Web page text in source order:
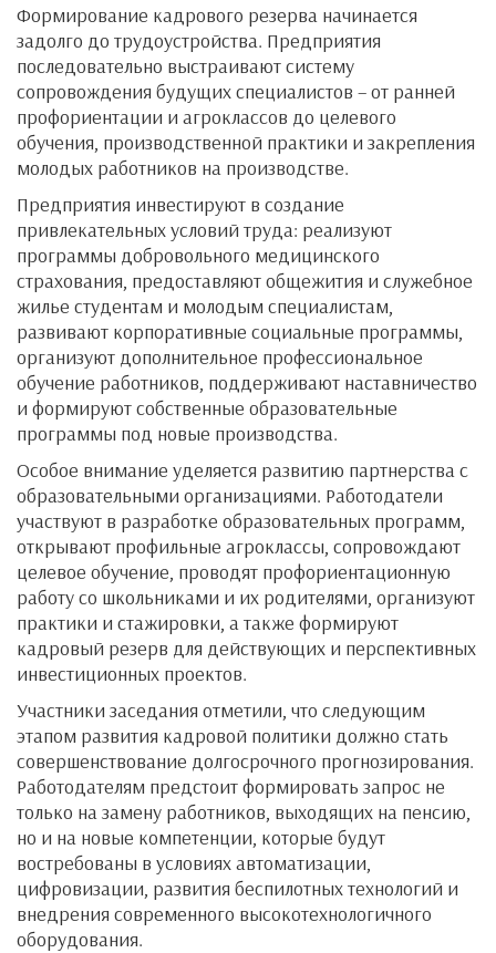
Формирование кадрового резерва начинается
задолго до трудоустройства. Предприятия
последовательно выстраивают систему
сопровождения будущих специалистов – от ранней
профориентации и агроклассов до целевого
обучения, производственной практики и закрепления
молодых работников на производстве.
Предприятия инвестируют в создание
привлекательных условий труда: реализуют
программы добровольного медицинского
страхования, предоставляют общежития и служебное
жилье студентам и молодым специалистам,
развивают корпоративные социальные программы,
организуют дополнительное профессиональное
обучение работников, поддерживают наставничество
и формируют собственные образовательные
программы под новые производства.
Особое внимание уделяется развитию партнерства с
образовательными организациями. Работодатели
участвуют в разработке образовательных программ,
открывают профильные агроклассы, сопровождают
целевое обучение, проводят профориентационную
работу со школьниками и их родителями, организуют
практики и стажировки, а также формируют
кадровый резерв для действующих и перспективных
инвестиционных проектов.
Участники заседания отметили, что следующим
этапом развития кадровой политики должно стать
совершенствование долгосрочного прогнозирования.
Работодателям предстоит формировать запрос не
только на замену работников, выходящих на пенсию,
но и на новые компетенции, которые будут
востребованы в условиях автоматизации,
цифровизации, развития беспилотных технологий и
внедрения современного высокотехнологичного
оборудования.